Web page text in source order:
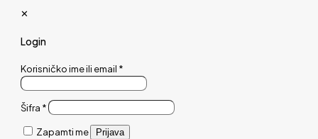
✕
Login
Korisničko ime ili email *
Šifra *
Zapamti me Prijava